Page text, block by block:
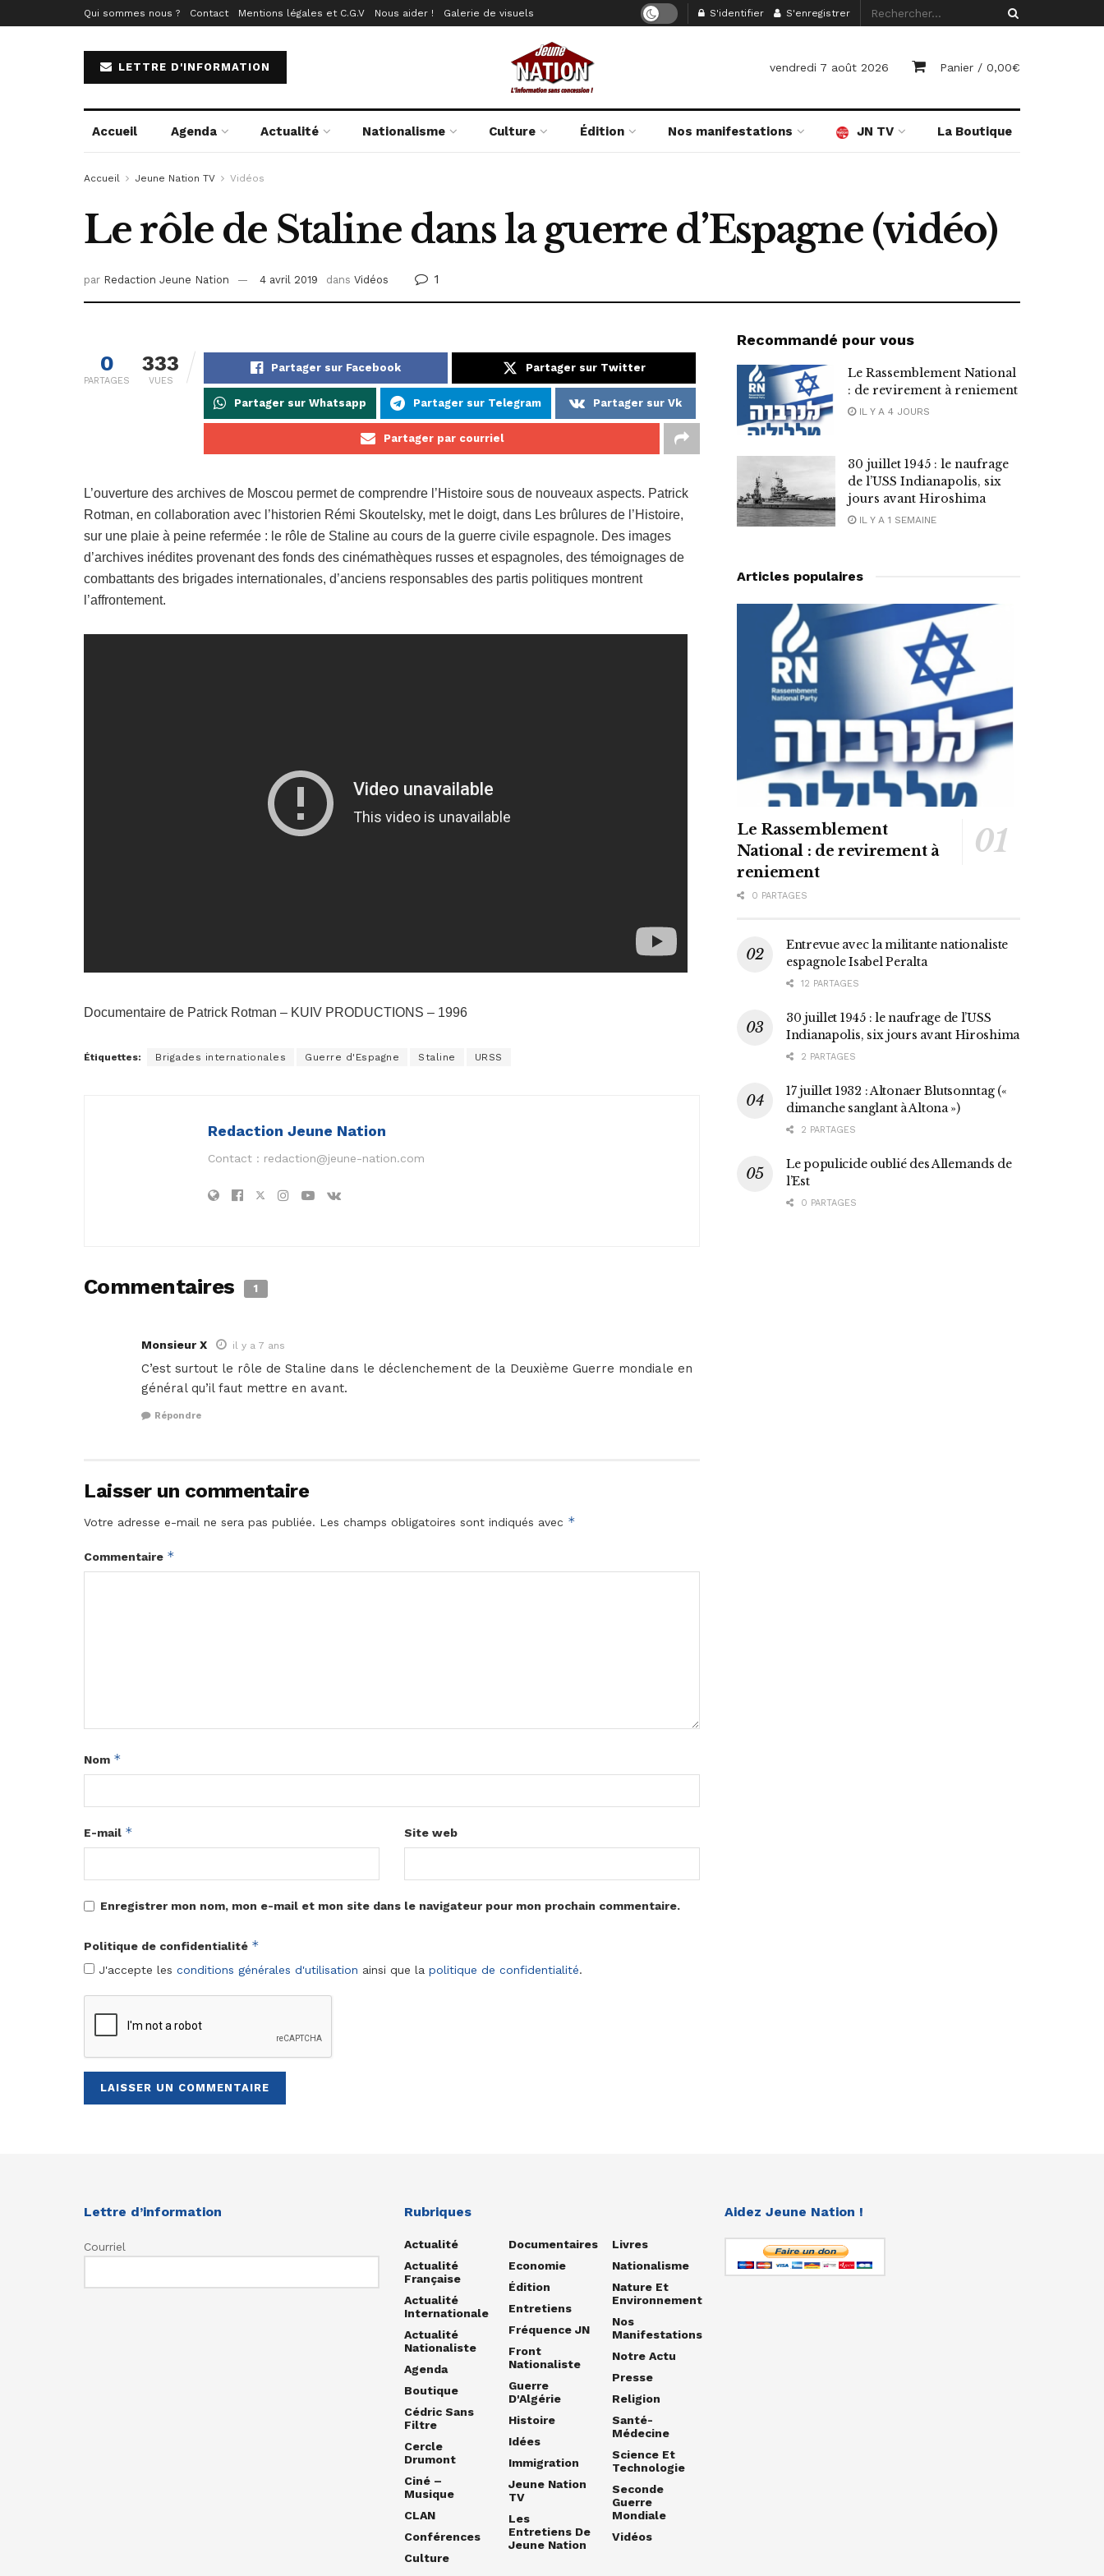
Qui sommes nous ? Contact Mentions légales et C.G.V Nous aider ! Galerie de visuels S'identifier S'enregistrer
LETTRE D'INFORMATION vendredi 7 août 2026 Panier / 0,00€
Accueil Agenda Actualité Nationalisme Culture Édition Nos manifestations JN TV La Boutique
Accueil Jeune Nation TV Vidéos
Le rôle de Staline dans la guerre d’Espagne (vidéo)
par Redaction Jeune Nation 4 avril 2019 dans Vidéos 1
0
PARTAGES
333
VUES
Partager sur Facebook Partager sur Twitter
Partager sur Whatsapp Partager sur Telegram Partager sur Vk
Partager par courriel
L’ouverture des archives de Moscou permet de comprendre l’Histoire sous de nouveaux aspects. Patrick
Rotman, en collaboration avec l’historien Rémi Skoutelsky, met le doigt, dans Les brûlures de l’Histoire,
sur une plaie à peine refermée : le rôle de Staline au cours de la guerre civile espagnole. Des images
d’archives inédites provenant des fonds des cinémathèques russes et espagnoles, des témoignages de
combattants des brigades internationales, d’anciens responsables des partis politiques montrent
l’affrontement.
Documentaire de Patrick Rotman – KUIV PRODUCTIONS – 1996
Étiquettes: Brigades internationales Guerre d'Espagne Staline URSS
Redaction Jeune Nation
Contact : redaction@jeune-nation.com
Commentaires 1
Monsieur X il y a 7 ans
C’est surtout le rôle de Staline dans le déclenchement de la Deuxième Guerre mondiale en
général qu’il faut mettre en avant.
Répondre
Laisser un commentaire
Votre adresse e-mail ne sera pas publiée. Les champs obligatoires sont indiqués avec *
Commentaire *
Nom *
E-mail * Site web
Enregistrer mon nom, mon e-mail et mon site dans le navigateur pour mon prochain commentaire.
Politique de confidentialité *
J'accepte les conditions générales d'utilisation ainsi que la politique de confidentialité.
Recommandé pour vous
Le Rassemblement National
: de revirement à reniement
IL Y A 4 JOURS
30 juillet 1945 : le naufrage
de l’USS Indianapolis, six
jours avant Hiroshima
IL Y A 1 SEMAINE
Articles populaires
Le Rassemblement
National : de revirement à
reniement
0 PARTAGES
Entrevue avec la militante nationaliste
espagnole Isabel Peralta
12 PARTAGES
30 juillet 1945 : le naufrage de l’USS
Indianapolis, six jours avant Hiroshima
2 PARTAGES
17 juillet 1932 : Altonaer Blutsonntag («
dimanche sanglant à Altona »)
2 PARTAGES
Le populicide oublié des Allemands de
l’Est
0 PARTAGES
Lettre d’information
Courriel
Rubriques
Actualité
Actualité
Française
Actualité
Internationale
Actualité
Nationaliste
Agenda
Boutique
Cédric Sans
Filtre
Cercle
Drumont
Ciné –
Musique
CLAN
Conférences
Culture
Documentaires
Economie
Édition
Entretiens
Fréquence JN
Front
Nationaliste
Guerre
D'Algérie
Histoire
Idées
Immigration
Jeune Nation
TV
Les
Entretiens De
Jeune Nation
Livres
Nationalisme
Nature Et
Environnement
Nos
Manifestations
Notre Actu
Presse
Religion
Santé-
Médecine
Science Et
Technologie
Seconde
Guerre
Mondiale
Vidéos
Aidez Jeune Nation !